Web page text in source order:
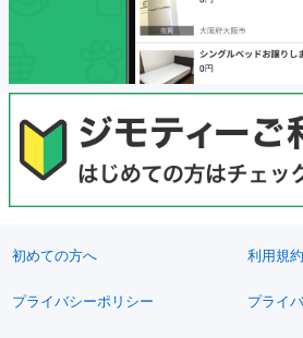
初めての方へ 利用規約
プライバシーポリシー プライ